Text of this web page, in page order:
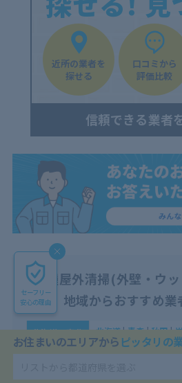
近所の業者を
探せる
口コミから
評価比較
信頼できる業者
各種屋外清掃(外壁・ウ
地域からおすすめ業
北海道・東北 北海道|青森|秋田|
東京|神奈川|埼玉|
お住まいのエリアから ピッタリの
セーフリー
安心の理由